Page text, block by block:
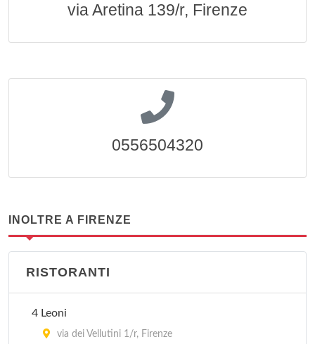
via Aretina 139/r, Firenze
0556504320
INOLTRE A FIRENZE
RISTORANTI
4 Leoni
via dei Vellutini 1/r, Firenze